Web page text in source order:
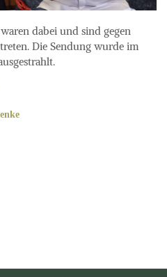
dabei und sind gegen
Die Sendung wurde im